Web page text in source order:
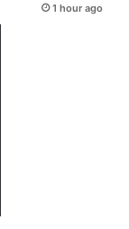
1 hour ago